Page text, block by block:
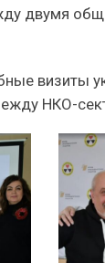
двумя
визиты
НКО-